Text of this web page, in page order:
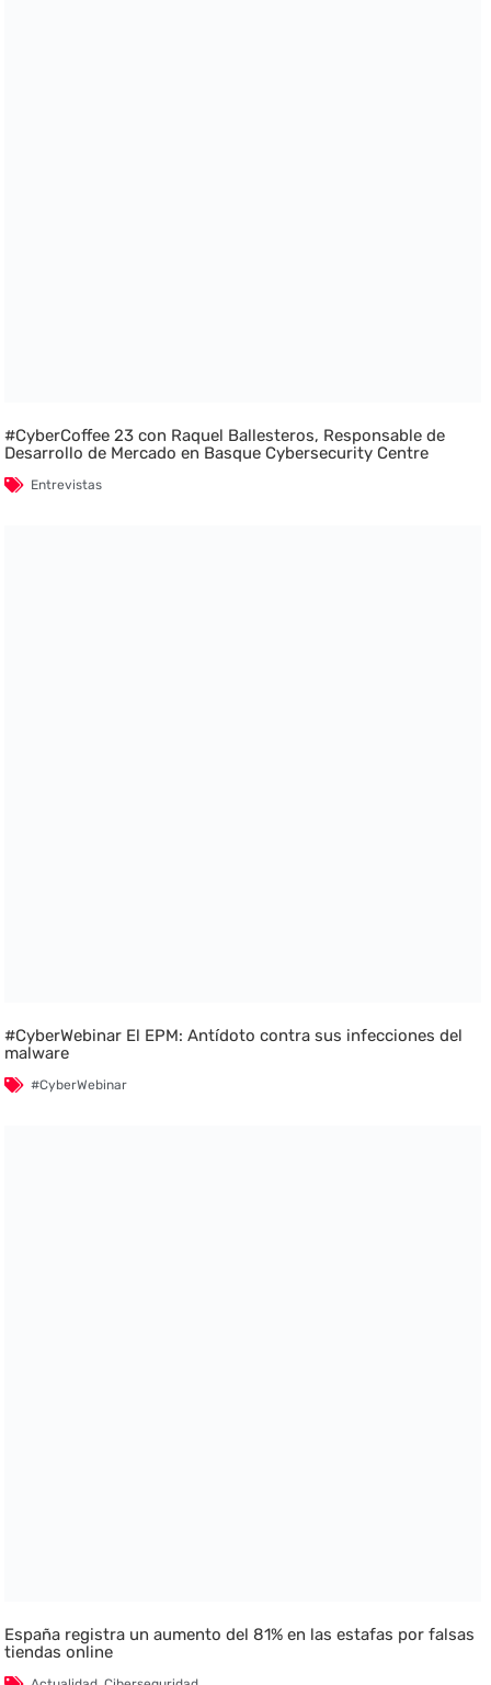
#CyberCoffee 23 con Raquel Ballesteros, Responsable de
Desarrollo de Mercado en Basque Cybersecurity Centre
Entrevistas
#CyberWebinar El EPM: Antídoto contra sus infecciones del
malware
#CyberWebinar
España registra un aumento del 81% en las estafas por falsas
tiendas online